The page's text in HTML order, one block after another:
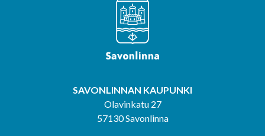
SAVONLINNAN KAUPUNKI
Olavinkatu 27
57130 Savonlinna